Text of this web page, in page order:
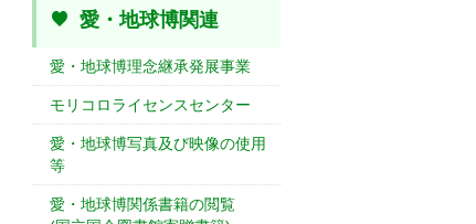
愛・地球博関連
愛・地球博理念継承発展事業
モリコロライセンスセンター
愛・地球博写真及び映像の使用
等
愛・地球博関係書籍の閲覧